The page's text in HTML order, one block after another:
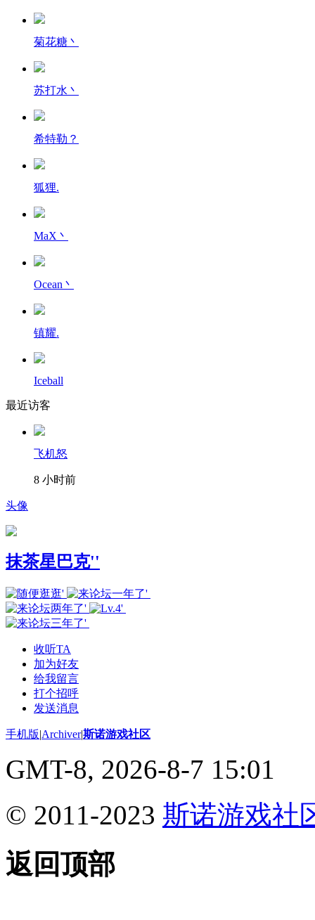
菊花糖丶
苏打水丶
希特勒？
狐狸.
MaX丶
Ocean丶
镇耀.
Iceball
最近访客
飞机怒
8 小时前
头像
抹茶星巴克''
收听TA
加为好友
给我留言
打个招呼
发送消息
手机版|Archiver|斯诺游戏社区
GMT-8, 2026-8-7 15:01
© 2011-2023 斯诺游戏社
返回顶部